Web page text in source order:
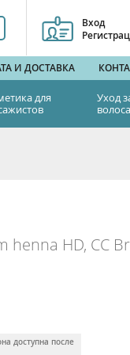
Вход
И ДОСТАВКА
для
Уход
HD, CC
доступна после